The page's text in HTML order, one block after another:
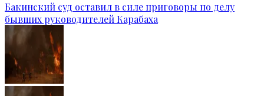
Бакинский суд оставил в силе приговоры по делу
бывших руководителей Карабаха